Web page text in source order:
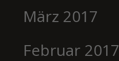
März 2017
Februar 2017